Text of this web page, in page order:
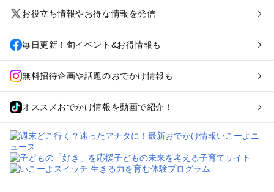
お役立ち情報やお得な情報を発信
毎日更新！旬イベント&お得情報も
無料招待企画や話題のおでかけ情報も
オススメおでかけ情報を動画で紹介！